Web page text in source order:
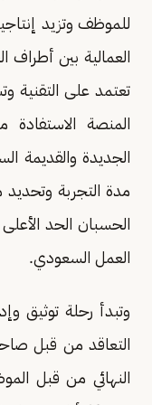
للموظف وتزيد
العمالية بين أطراف
تعتمد على التقنية
المنصة الاستفادة
الجديدة والقديمة
مدة التجربة وتحديد
الحسبان الحد
العمل السعودي.
وتبدأ رحلة توثيق
التعاقد من قبل
النهائي من قبل